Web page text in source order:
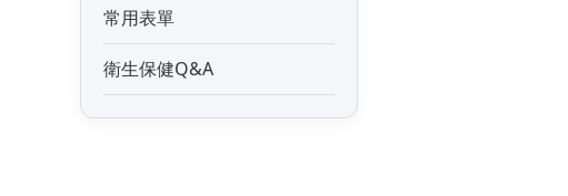
常用表單
衛生保健Q&A